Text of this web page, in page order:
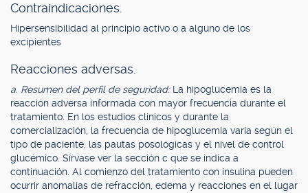
Contraindicaciones.
Hipersensibilidad al principio activo o a alguno de los
excipientes
Reacciones adversas.
a. Resumen del perfil de seguridad: La hipoglucemia es la
reacción adversa informada con mayor frecuencia durante el
tratamiento. En los estudios clínicos y durante la
comercialización, la frecuencia de hipoglucemia varía según el
tipo de paciente, las pautas posológicas y el nivel de control
glucémico. Sírvase ver la sección c que se indica a
continuación. Al comienzo del tratamiento con insulina pueden
ocurrir anomalías de refracción, edema y reacciones en el lugar